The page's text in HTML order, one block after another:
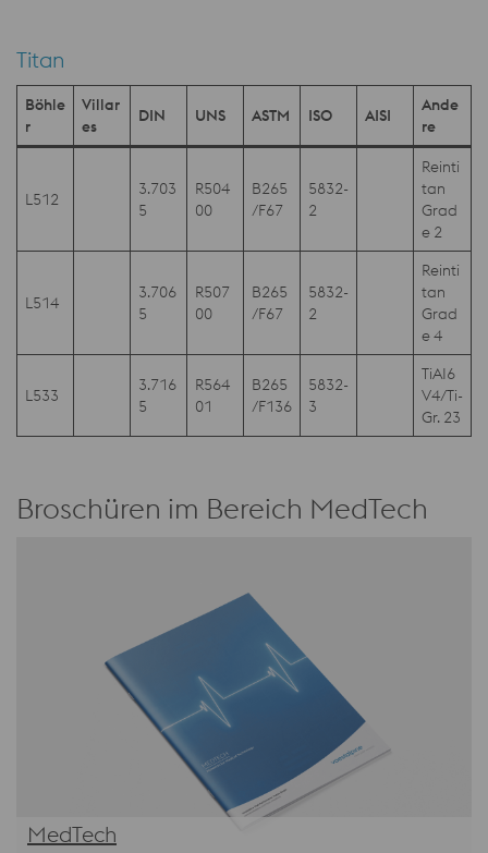
Titan
Böhle
r
Villar
es
DIN UNS ASTM ISO AISI
Ande
re
L512
3.703
5
R504
00
B265
/F67
5832-
2
Reinti
tan
Grad
e 2
L514
3.706
5
R507
00
B265
/F67
5832-
2
Reinti
tan
Grad
e 4
L533
3.716
5
R564
01
B265
/F136
5832-
3
TiAI6
V4/Ti-
Gr. 23
Broschüren im Bereich MedTech
MedTech